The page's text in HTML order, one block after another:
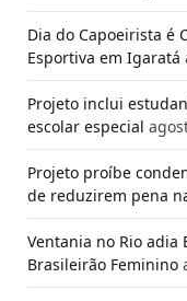
Dia do Capoeirista é
Esportiva em Igaratá
Projeto inclui
escolar especial
Projeto proíbe
de reduzirem pena
Ventania no Rio adia
Brasileirão Feminino